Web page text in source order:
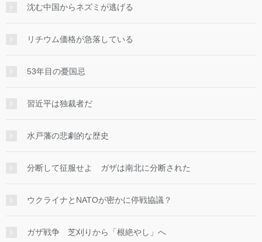
沈む中国からネズミが逃げる
リチウム価格が急落している
53年目の憂国忌
習近平は独裁者だ
水戸藩の悲劇的な歴史
分断して征服せよ ガザは南北に分断された
ウクライナとNATOが密かに停戦協議？
ガザ戦争 芝刈りから「根絶やし」へ